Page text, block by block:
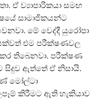
ඒ ව්‍යාපාරිකයා සමඟ
සාමාජිකයන්ට
මේ වෙද්දී යුරෝපා
එම පරීක්ෂණවල
තිබෙනවා. පරීක්ෂණ
ඇත්තේ ඒ නිසායි.
මෝල්ටා
කිරීමට ඇති හැකියාව